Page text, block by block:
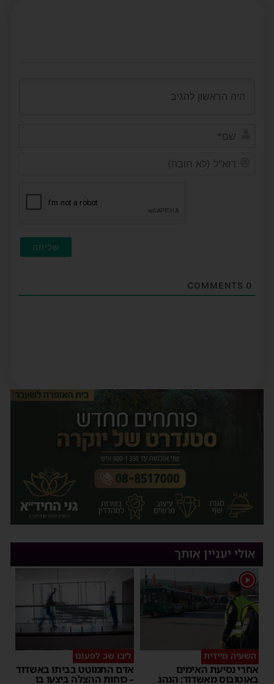
0
אולי יעניין אותך
1
השעיה מיידית
אחרי נסיעת האימים
באוטובוס מאשדוד: הנהג
ליבו שב לפעום
אדם התמוטט בביתו באשדוד
– כוחות ההצלה ביצעו בו